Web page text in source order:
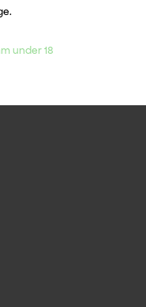
under 18